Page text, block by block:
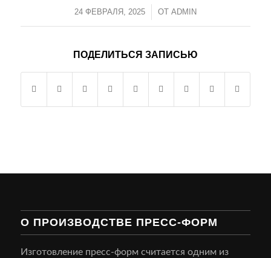
24 ФЕВРАЛЯ, 2025
/ ОТ ADMIN
ПОДЕЛИТЬСЯ ЗАПИСЬЮ
О ПРОИЗВОДСТВЕ ПРЕСС-ФОРМ
Изготовление пресс-форм считается одним из